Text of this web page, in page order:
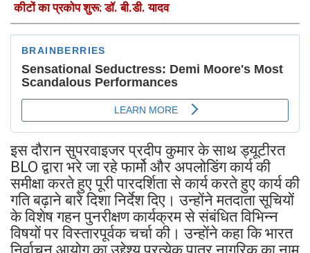
कीटों का प्रकोप शुरू: डॉ. बी.डी. यादव
इस दौरान सुपरवाइजर प्रदीप कुमार के साथ ड्यूटीरत
BLO द्वारा भरे जा रहे फार्मो और अपलोडिंग कार्य की
समीक्षा करते हुए पूरी पारदर्शिता से कार्य करते हुए कार्य की
गति बढ़ाने बारे दिशा निर्देश दिए। उन्होंने मतदाता सूचियों
के विशेष गहन पुनरीक्षण कार्यक्रम से संबंधित विभिन्न
विषयों पर विस्तारपूर्वक चर्चा की। उन्होंने कहा कि भारत